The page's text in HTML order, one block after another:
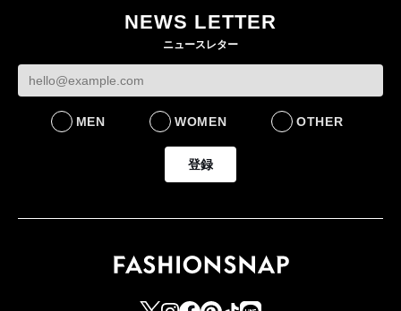
LIFESTYLE
社長 「のんびりした
ら先はない」“前進”す
BUSINESS
BUSINESS
NEWS LETTER
ニュースレター
MEN WOMEN OTHER
登録